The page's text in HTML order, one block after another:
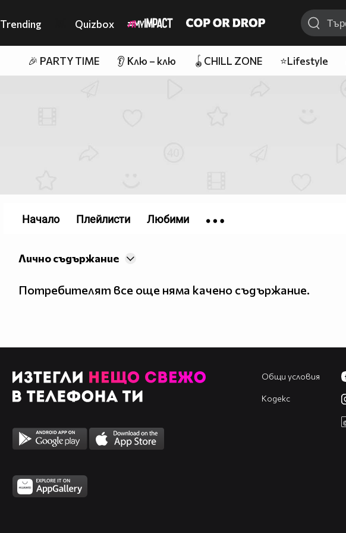
Trending Quizbox
🎉 PARTY TIME 👂 Клю – клю 🪀CHILL ZONE ⭐Lifestyle
Лично съдържание
Потребителят все още няма качено съдържание.
Начало Плейлисти Любими
Общи условия
Кодекс